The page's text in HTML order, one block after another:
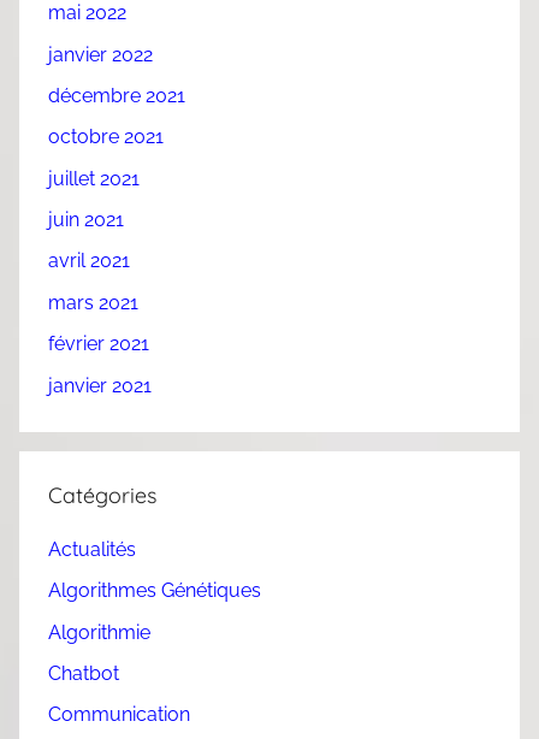
mai 2022
janvier 2022
décembre 2021
octobre 2021
juillet 2021
juin 2021
avril 2021
mars 2021
février 2021
janvier 2021
Catégories
Actualités
Algorithmes Génétiques
Algorithmie
Chatbot
Communication